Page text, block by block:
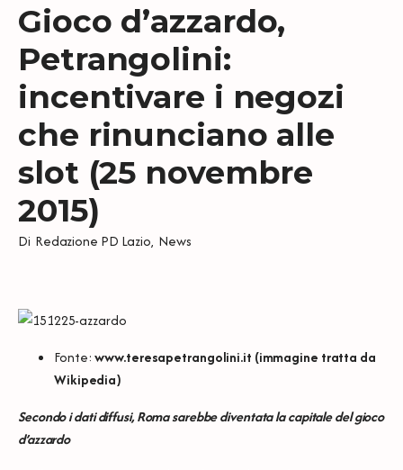
Gioco d’azzardo,
Petrangolini:
incentivare i negozi
che rinunciano alle
slot (25 novembre
2015)
Di Redazione PD Lazio, News
Fonte:www.teresapetrangolini.it (immagine tratta da
Wikipedia)
Secondo i dati diffusi, Roma sarebbe diventata la capitale del gioco
d’azzardo